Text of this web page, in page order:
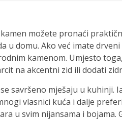
možete pronaći
u domu. Ako već imate
kamenom. Umjesto
na akcentni zid ili dodati
savršeno mješaju u kuhinji.
vlasnici kuća i dalje
u svim nijansama i bojama.